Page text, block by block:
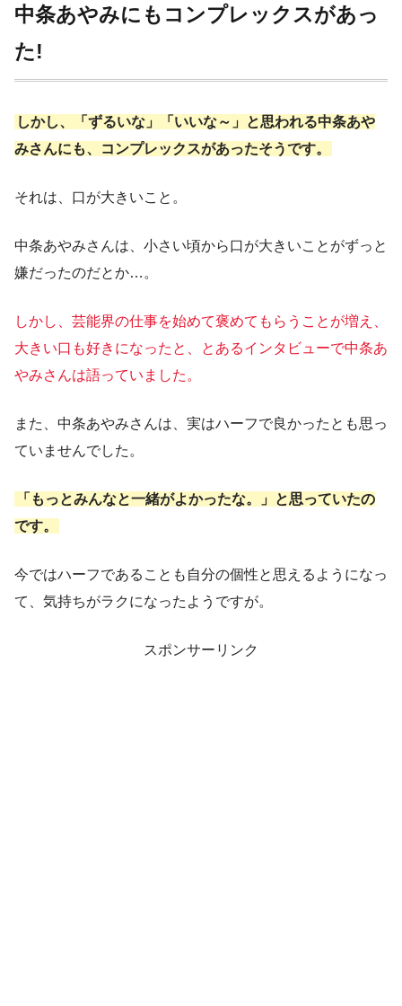
中条あやみにもコンプレックスがあっ
た!
しかし、「ずるいな」「いいな～」と思われる中条あや
みさんにも、コンプレックスがあったそうです。
それは、口が大きいこと。
中条あやみさんは、小さい頃から口が大きいことがずっと
嫌だったのだとか…。
しかし、芸能界の仕事を始めて褒めてもらうことが増え、
大きい口も好きになったと、とあるインタビューで中条あ
やみさんは語っていました。
また、中条あやみさんは、実はハーフで良かったとも思っ
ていませんでした。
「もっとみんなと一緒がよかったな。」と思っていたの
です。
今ではハーフであることも自分の個性と思えるようになっ
て、気持ちがラクになったようですが。
スポンサーリンク